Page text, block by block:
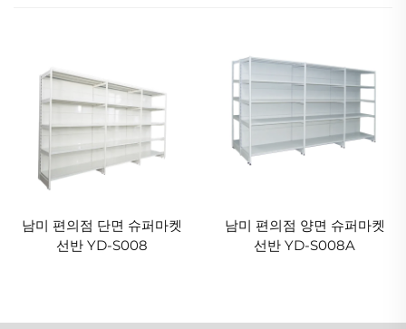
남미 편의점 단면 슈퍼마켓
선반 YD-S008
남미 편의점 양면 슈퍼마켓
선반 YD-S008A